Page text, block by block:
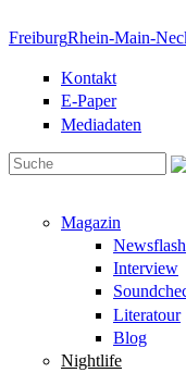
FreiburgRhein-Main-
Kontakt
E-Paper
Mediadaten
Magazin
Newsflash
Interview
Literatour
Blog
Nightlife